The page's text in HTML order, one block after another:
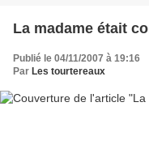
La madame était
Publié le 04/11/2007 à 19:16
Par Les tourtereaux